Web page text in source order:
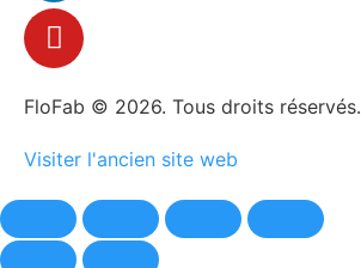
FloFab © 2026. Tous droits réservés.
Visiter l'ancien site web